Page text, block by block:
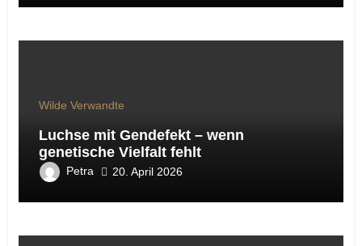
Wilde Verwandte
Luchse mit Gendefekt – wenn
genetische Vielfalt fehlt
Petra 20. April 2026